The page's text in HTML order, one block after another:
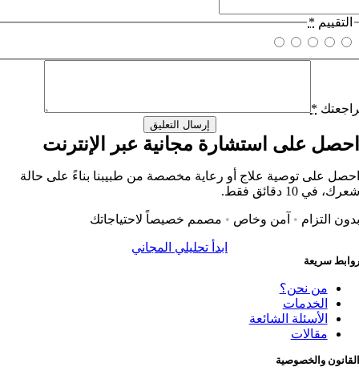
التقييم*
*
إرسال التعليق
على استشارة مجانية عبر الإنترنت
على توصية علاج أو رعاية مخصصة من طبيبنا بناءً على حالة
في 10 دقائق فقط.
التزام• آمن وخاص • مصمم خصيصاً لاحتياجاتك
ابدأ تحليلي المجاني
سريعة
من نحن؟
الخدمات
الأسئلة الشائعة
مقالات
والخصوصية